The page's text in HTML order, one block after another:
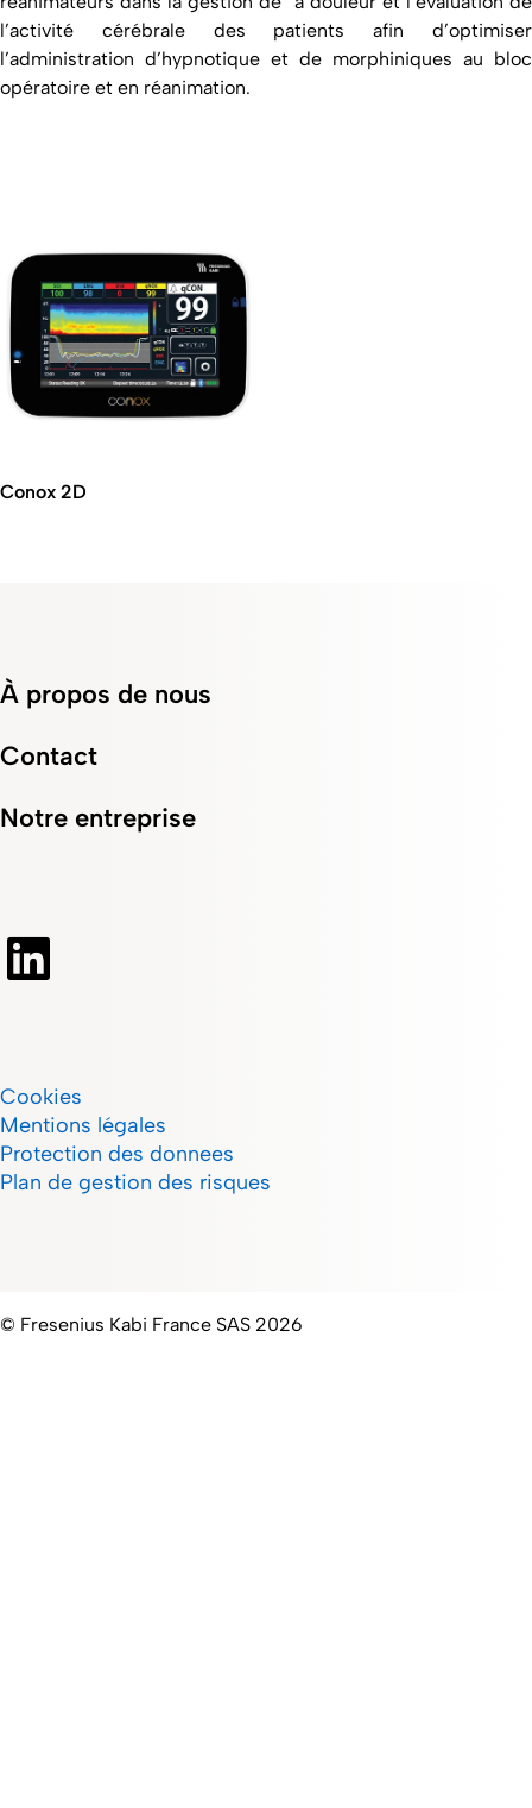
l’activité cérébrale des patients afin d’optimiser
l’administration d’hypnotique et de morphiniques au bloc
opératoire et en réanimation.
Conox 2D
À propos de nous
Contact
Notre entreprise
Cookies
Mentions légales
Protection des donnees
Plan de gestion des risques
© Fresenius Kabi France SAS 2026